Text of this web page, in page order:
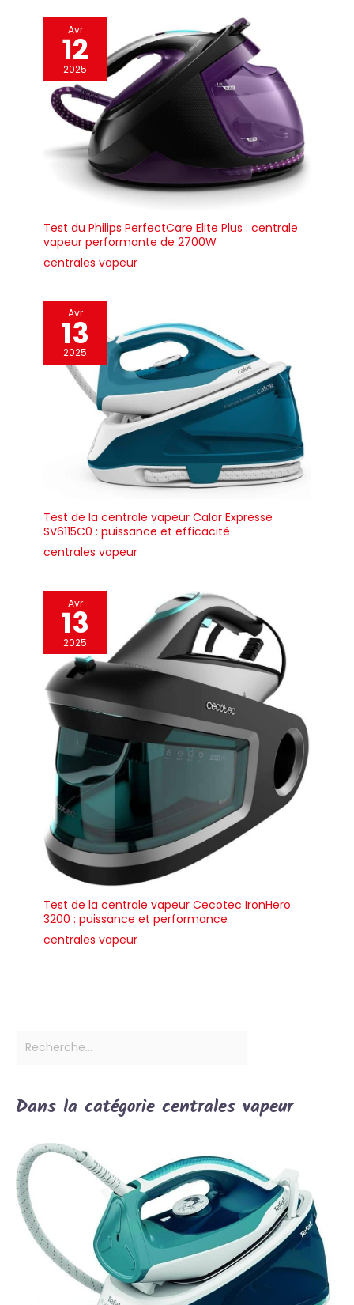
Avr
12
2025
Test du Philips PerfectCare Elite Plus : centrale
vapeur performante de 2700W
centrales vapeur
Avr
13
2025
Test de la centrale vapeur Calor Expresse
SV6115C0 : puissance et efficacité
centrales vapeur
Avr
13
2025
Test de la centrale vapeur Cecotec IronHero
3200 : puissance et performance
centrales vapeur
Dans la catégorie centrales vapeur